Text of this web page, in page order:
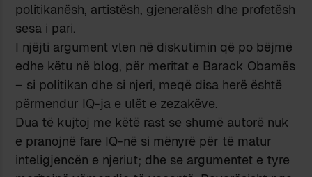
politikanësh, artistësh, gjeneralësh dhe profetësh
sesa i pari.
I njëjti argument vlen në diskutimin që po bëjmë
edhe këtu në blog, për meritat e Barack Obamës
– si politikan dhe si njeri, meqë disa herë është
përmendur IQ-ja e ulët e zezakëve.
Dua të kujtoj me këtë rast se shumë autorë nuk
e pranojnë fare IQ-në si mënyrë për të matur
inteligjencën e njeriut; dhe se argumentet e tyre